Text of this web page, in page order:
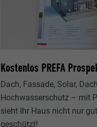
Kostenlos PREFA
Dach, Fassade, Solar,
Hochwasserschutz – mit
sieht Ihr Haus nicht nur
geschützt!
Webseite.